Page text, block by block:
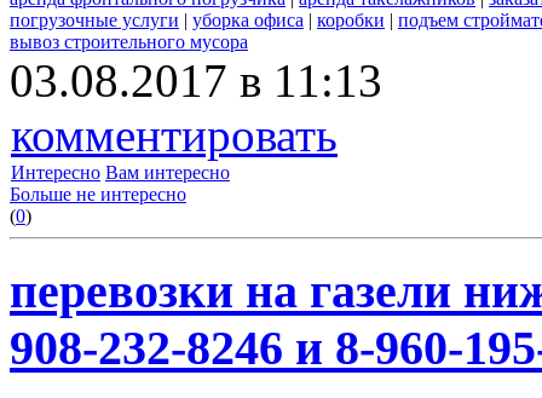
погрузочные услуги | уборка офиса | коробки | подъем
вывоз строительного мусора
03.08.2017 в 11:13
комментировать
Интересно Вам интересно
Больше не интересно
(0)
перевозки на газели
908-232-8246 и 8-960-